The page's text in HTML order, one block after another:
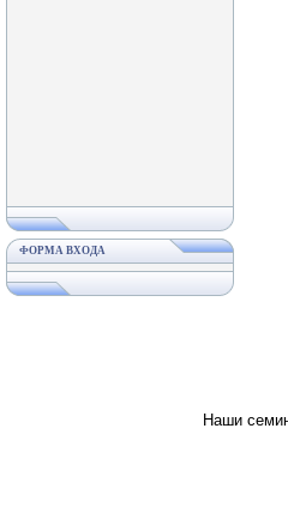
ФОРМА ВХОДА
Наши